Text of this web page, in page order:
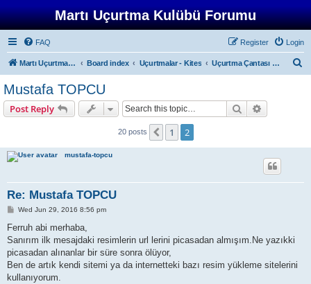
Martı Uçurtma Kulübü Forumu
FAQ Login
Register
Martı Uçurtma Kulübü Board index Uçurtmalar - Kites Uçurtma Çantası - Kite Bag
Mustafa TOPCU
Post Reply Search
20 posts Previous
1 2
mustafa-topcu
Re: Mustafa TOPCU
P
s
Wed Jun 29, 2016 8:56 pm
Ferruh abi merhaba,
Sanırım ilk mesajdaki resimlerin url lerini picasadan almışım.Ne yazıkki
picasadan alınanlar bir süre sonra ölüyor,
Ben de artık kendi sitemi ya da internetteki bazı resim yükleme sitelerini
kullanıyorum.